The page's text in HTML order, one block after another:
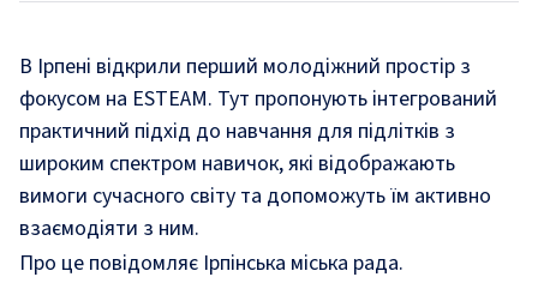
В Ірпені відкрили перший молодіжний простір з
фокусом на ESTEAM. Тут пропонують інтегрований
практичний підхід до навчання для підлітків з
широким спектром навичок, які відображають
вимоги сучасного світу та допоможуть їм активно
взаємодіяти з ним.
Про це повідомляє Ірпінська міська рада.